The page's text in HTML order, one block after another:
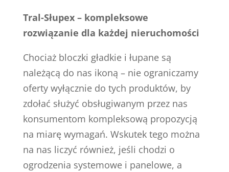
Tral-Słupex – kompleksowe
rozwiązanie dla każdej nieruchomości
Chociaż bloczki gładkie i łupane są
należącą do nas ikoną – nie ograniczamy
oferty wyłącznie do tych produktów, by
zdołać służyć obsługiwanym przez nas
konsumentom kompleksową propozycją
na miarę wymagań. Wskutek tego można
na nas liczyć również, jeśli chodzi o
ogrodzenia systemowe i panelowe, a